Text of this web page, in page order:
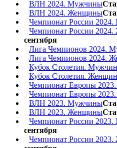
ВЛН 2024. Мужчины
ВЛН 2024. Женщины
Чемпионат России
Чемпионат России
сентября
Лига Чемпионов 2024.
Лига Чемпионов 2024.
Кубок Столетия.
Кубок Столетия.
Чемпионат Европы
Чемпионат Европы
ВЛН 2023. Мужчины
ВЛН 2023. Женщины
Чемпионат России
сентября
Чемпионат России